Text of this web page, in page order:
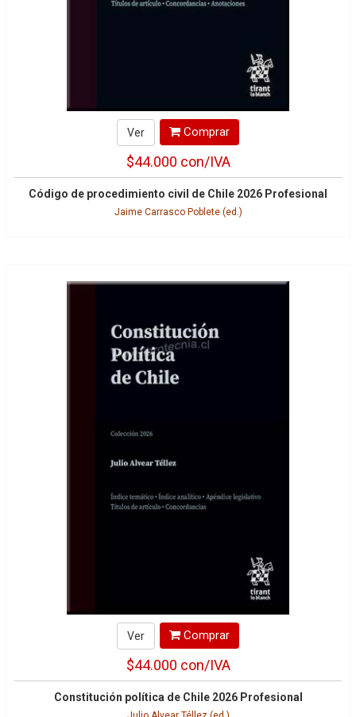
Ver Comprar
$44.000 con/IVA
Código de procedimiento civil de Chile 2026 Profesional
Jaime Carrasco Poblete (ed.)
Ver Comprar
$44.000 con/IVA
Constitución política de Chile 2026 Profesional